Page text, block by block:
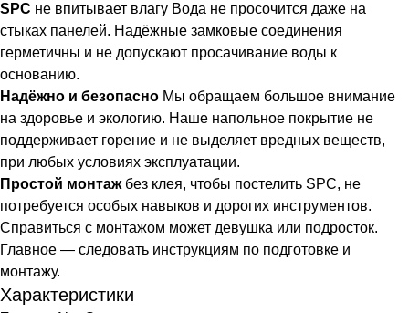
SPC не впитывает влагу Вода не просочится даже на
стыках панелей. Надёжные замковые соединения
герметичны и не допускают просачивание воды к
основанию.
Надёжно и безопасно Мы обращаем большое внимание
на здоровье и экологию. Наше напольное покрытие не
поддерживает горение и не выделяет вредных веществ,
при любых условиях эксплуатации.
Простой монтажбез клея, чтобы постелить SPC, не
потребуется особых навыков и дорогих инструментов.
Справиться с монтажом может девушка или подросток.
Главное — следовать инструкциям по подготовке и
монтажу.
Характеристики